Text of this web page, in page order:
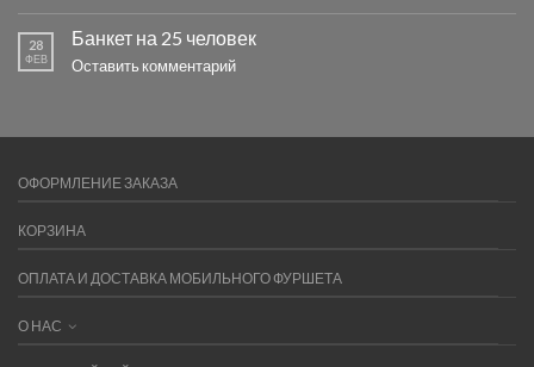
28
ФЕВ
Банкет на 25 человек
Оставить комментарий
ОФОРМЛЕНИЕ ЗАКАЗА
КОРЗИНА
ОПЛАТА И ДОСТАВКА МОБИЛЬНОГО ФУРШЕТА
О НАС